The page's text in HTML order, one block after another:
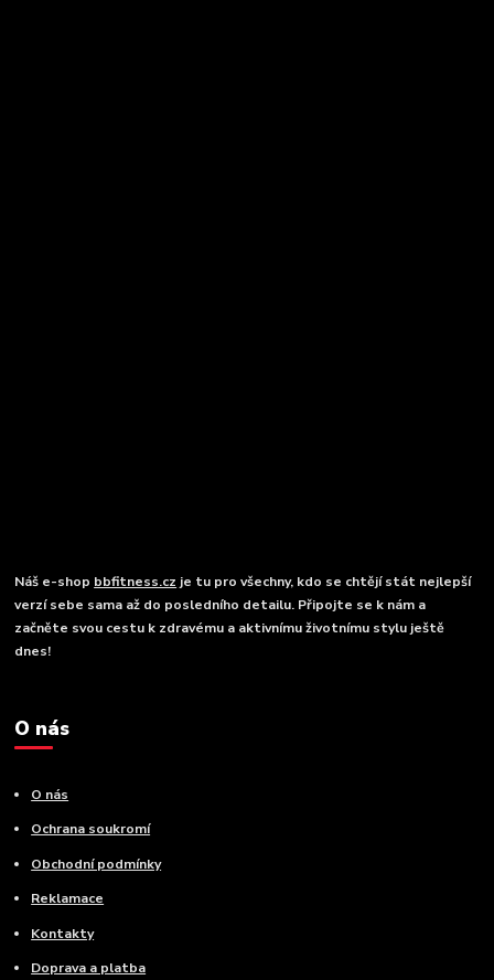
Náš e-shop bbfitness.cz je tu pro všechny, kdo se chtějí stát nejlepší
verzí sebe sama až do posledního detailu. Připojte se k nám a
začněte svou cestu k zdravému a aktivnímu životnímu stylu ještě
dnes!
O nás
O nás
Ochrana soukromí
Obchodní podmínky
Reklamace
Kontakty
Doprava a platba